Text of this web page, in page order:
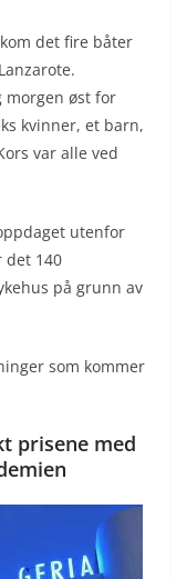
det fire båter
morgen øst for
kvinner, et barn,
var alle ved
utenfor
det 140
på grunn av
som kommer
prisene med